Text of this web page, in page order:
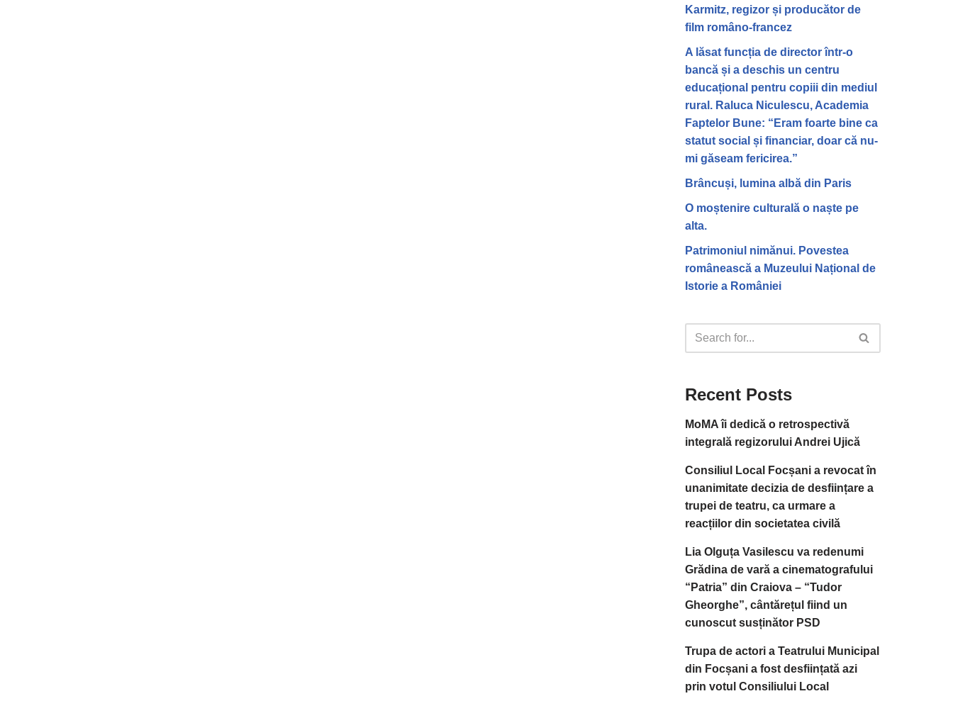
Karmitz, regizor și producător de
film româno-francez
A lăsat funcția de director într-o
bancă și a deschis un centru
educațional pentru copiii din mediul
rural. Raluca Niculescu, Academia
Faptelor Bune: “Eram foarte bine ca
statut social și financiar, doar că nu-
mi găseam fericirea.”
Brâncuși, lumina albă din Paris
O moștenire culturală o naște pe
alta.
Patrimoniul nimănui. Povestea
românească a Muzeului Național de
Istorie a României
Recent Posts
MoMA îi dedică o retrospectivă
integrală regizorului Andrei Ujică
Consiliul Local Focșani a revocat în
unanimitate decizia de desființare a
trupei de teatru, ca urmare a
reacțiilor din societatea civilă
Lia Olguța Vasilescu va redenumi
Grădina de vară a cinematografului
“Patria” din Craiova – “Tudor
Gheorghe”, cântărețul fiind un
cunoscut susținător PSD
Trupa de actori a Teatrului Municipal
din Focșani a fost desființată azi
prin votul Consiliului Local